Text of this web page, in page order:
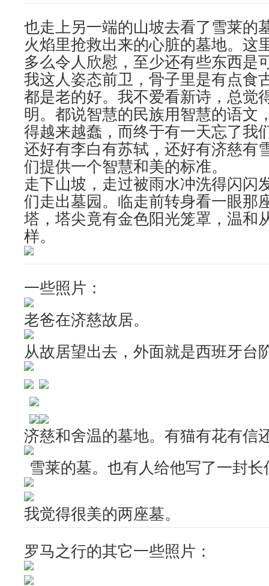
也走上另一端的山坡去看了雪莱的
火焰里抢救出来的心脏的墓地。这
多么令人欣慰，至少还有些东西是
我这人姿态前卫，骨子里是有点食
都是老的好。我不爱看新诗，总觉
明。都说智慧的民族用智慧的语文
得越来越蠢，而终于有一天忘了我
还好有李白有苏轼，还好有济慈有
们提供一个智慧和美的标准。
走下山坡，走过被雨水冲洗得闪闪
们走出墓园。临走前转身看一眼那
塔，塔尖竟有金色阳光笼罩，温和
样。
一些照片：
老爸在济慈故居。
从故居望出去，外面就是西班牙台
济慈和舍温的墓地。有猫有花有信
雪莱的墓。也有人给他写了一封长
我觉得很美的两座墓。
罗马之行的其它一些照片：